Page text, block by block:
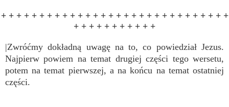
+ + + + + + + + + + + + + + + + + + + + + + + + + + + + + +
+ + + + + + + + + + +
|Zwróćmy dokładną uwagę na to, co powiedział Jezus.
Najpierw powiem na temat drugiej części tego wersetu,
potem na temat pierwszej, a na końcu na temat ostatniej
części.